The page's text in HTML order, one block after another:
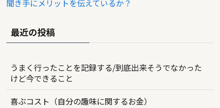
聞き手にメリットを伝えているか？
最近の投稿
うまく行ったことを記録する/到底出来そうでなかった
けど今できること
喜ぶコスト（自分の趣味に関するお金）